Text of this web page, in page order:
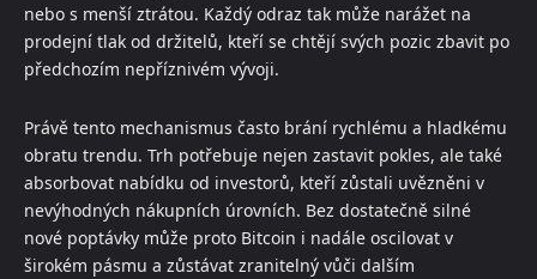
nebo s menší ztrátou. Každý odraz tak může narážet na
prodejní tlak od držitelů, kteří se chtějí svých pozic zbavit po
předchozím nepříznivém vývoji.
Právě tento mechanismus často brání rychlému a hladkému
obratu trendu. Trh potřebuje nejen zastavit pokles, ale také
absorbovat nabídku od investorů, kteří zůstali uvězněni v
nevýhodných nákupních úrovních. Bez dostatečně silné
nové poptávky může proto Bitcoin i nadále oscilovat v
širokém pásmu a zůstávat zranitelný vůči dalším